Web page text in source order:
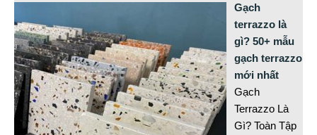
Gạch
terrazzo là
gì? 50+ mẫu
gạch terrazzo
mới nhất
Gạch
Terrazzo Là
Gì? Toàn Tập